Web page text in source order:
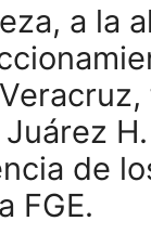
a la
de
FGE.